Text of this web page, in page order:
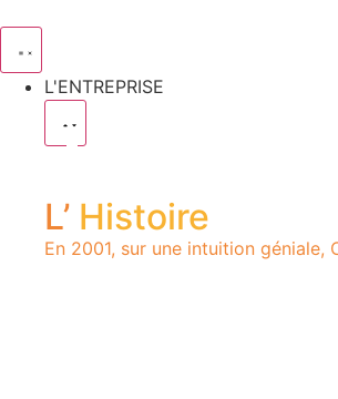
L'ENTREPRISE
L’ Histoire
En 2001, sur une intuition